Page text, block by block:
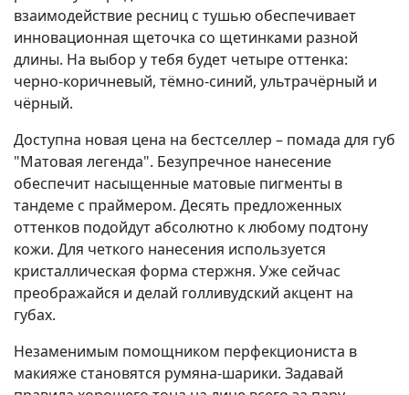
взаимодействие ресниц с тушью обеспечивает
инновационная щеточка со щетинками разной
длины. На выбор у тебя будет четыре оттенка:
черно-коричневый, тёмно-синий, ультрачёрный и
чёрный.
Доступна новая цена на бестселлер – помада для губ
"Матовая легенда". Безупречное нанесение
обеспечит насыщенные матовые пигменты в
тандеме с праймером. Десять предложенных
оттенков подойдут абсолютно к любому подтону
кожи. Для четкого нанесения используется
кристаллическая форма стержня. Уже сейчас
преображайся и делай голливудский акцент на
губах.
Незаменимым помощником перфекциониста в
макияже становятся румяна-шарики. Задавай